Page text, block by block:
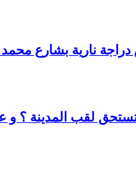
نارية بشارع
تستحق لقب المدينة ؟